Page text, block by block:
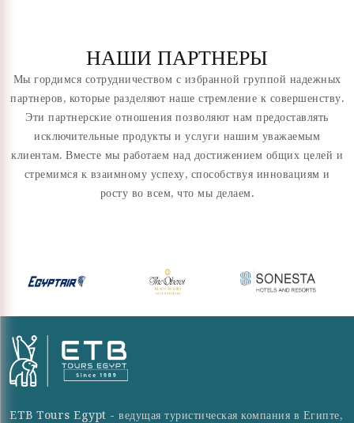
НАШИ ПАРТНЕРЫ
Мы гордимся сотрудничеством с избранной группой надежных
партнеров, которые разделяют наше стремление к совершенству.
Эти партнерские отношения позволяют нам предоставлять
исключительные продукты и услуги нашим уважаемым
клиентам. Вместе мы работаем над достижением общих целей и
стремимся к взаимному успеху, способствуя инновациям и
росту во всем, что мы делаем.
ETB Tours Egypt - ведущая туристическая компания в Египте,